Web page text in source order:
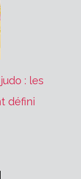
: les
défini